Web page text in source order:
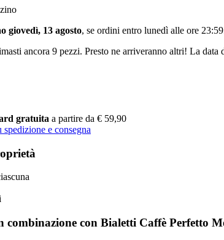
giovedì, 13 agosto, se ordini entro lunedì alle ore 23:59
ancora 9 pezzi. Presto ne arriveranno altri! La
gratuita a partire da € 59,90
e consegna
combinazione con Bialetti Caffè Perfetto